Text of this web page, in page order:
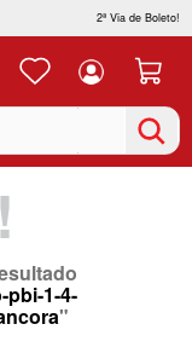
2ª Via de Boleto!
1-4-
"